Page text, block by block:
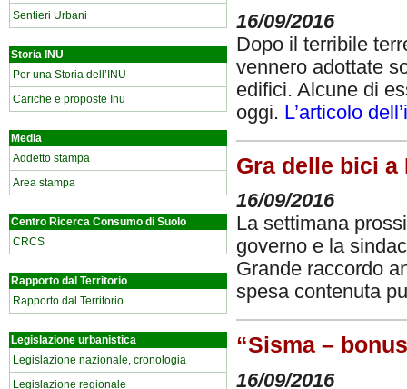
Sentieri Urbani
Storia INU
Per una Storia dell’INU
Cariche e proposte Inu
Media
Addetto stampa
Area stampa
Centro Ricerca Consumo di Suolo
CRCS
Rapporto dal Territorio
Rapporto dal Territorio
Legislazione urbanistica
Legislazione nazionale, cronologia
Legislazione regionale
16/09/2016
Dopo il terribile
vennero adottate
edifici. Alcune di
oggi. L’articolo
Gra delle bici a
16/09/2016
La settimana
governo e la
Grande raccordo
spesa contenuta
“Sisma –
16/09/2016